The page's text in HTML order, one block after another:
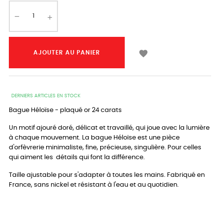
AJOUTER AU PANIER 
DERNIERS ARTICLES EN STOCK
Bague Héloïse - plaqué or 24 carats
Un motif ajouré doré, délicat et travaillé, qui joue avec la lumière
à chaque mouvement. La bague Héloïse est une pièce
d'orfèvrerie minimaliste, fine, précieuse, singulière. Pour celles
qui aiment les détails qui font la différence.
Taille ajustable pour s'adapter à toutes les mains. Fabriqué en
France, sans nickel et résistant à l'eau et au quotidien.